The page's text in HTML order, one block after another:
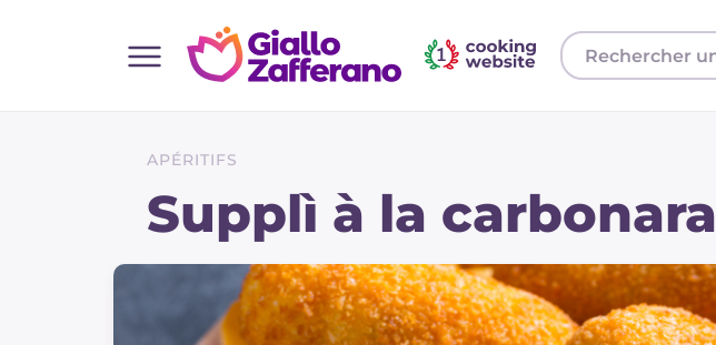
Toutes les recettes
Plats principaux
Boissons et rafraîchissements
APÉRITIFS
Supplì à la carbonara